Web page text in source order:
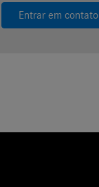
Entrar em contato